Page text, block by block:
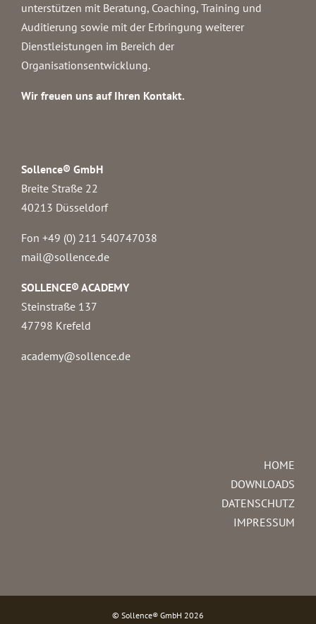
unterstützen mit Beratung, Coaching, Training und
Auditierung sowie mit der Erbringung weiterer
Dienstleistungen im Bereich der
Organisationsentwicklung.
Wir freuen uns auf Ihren Kontakt.
Sollence® GmbH
Breite Straße 22
40213 Düsseldorf
Fon +49 (0) 211 540747038‬
mail@sollence.de
SOLLENCE® ACADEMY
Steinstraße 137
47798 Krefeld
academy@sollence.de
HOME
DOWNLOADS
DATENSCHUTZ
IMPRESSUM
© Sollence® GmbH 2026